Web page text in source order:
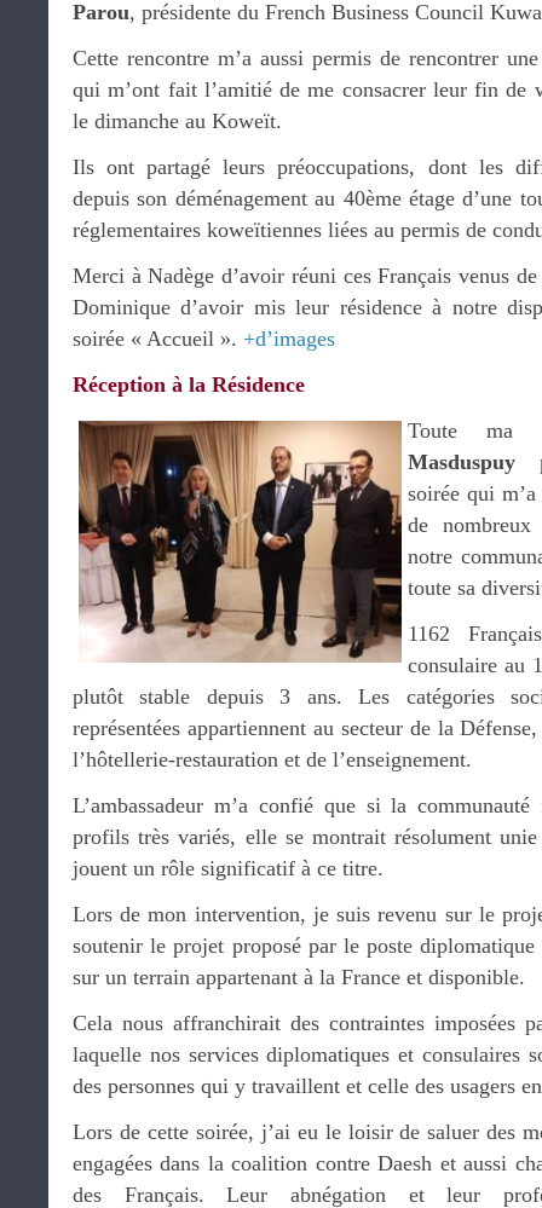
Parou, présidente du French Business Council
Cette rencontre m’a aussi permis de rencontrer
qui m’ont fait l’amitié de me consacrer leur fin de
le dimanche au Koweït.
Ils ont partagé leurs préoccupations, dont les
depuis son déménagement au 40ème étage d’une
réglementaires koweïtiennes liées au permis de
Merci à Nadège d’avoir réuni ces Français venus
Dominique d’avoir mis leur résidence à notre
soirée « Accueil ». +d’images
Réception à la Résidence
Toute ma
Masduspuy
soirée qui
de nombreux
notre
toute sa
1162
consulaire au
plutôt stable depuis 3 ans. Les catégories
représentées appartiennent au secteur de la
l’hôtellerie-restauration et de l’enseignement.
L’ambassadeur m’a confié que si la
profils très variés, elle se montrait résolument
jouent un rôle significatif à ce titre.
Lors de mon intervention, je suis revenu sur le
soutenir le projet proposé par le poste diplomatique
sur un terrain appartenant à la France et disponible.
Cela nous affranchirait des contraintes imposées
laquelle nos services diplomatiques et consulaires
des personnes qui y travaillent et celle des usagers
Lors de cette soirée, j’ai eu le loisir de saluer des
engagées dans la coalition contre Daesh et aussi
des Français. Leur abnégation et leur